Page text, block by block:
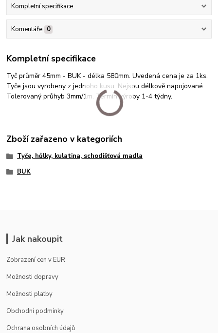
Kompletní specifikace
Komentáře 0
Kompletní specifikace
Tyč průměr 45mm - BUK - délka 580mm. Uvedená cena je za 1ks.
Tyče jsou vyrobeny z jednoho kusu. Nejsou délkově napojované.
Tolerovaný průhyb 3mm/1m. Termín výroby 1-4 týdny.
Zboží zařazeno v kategoriích
Tyče, hůlky, kulatina, schodišťová madla
BUK
Jak nakoupit
Zobrazení cen v EUR
Možnosti dopravy
Možnosti platby
Obchodní podmínky
Ochrana osobních údajů